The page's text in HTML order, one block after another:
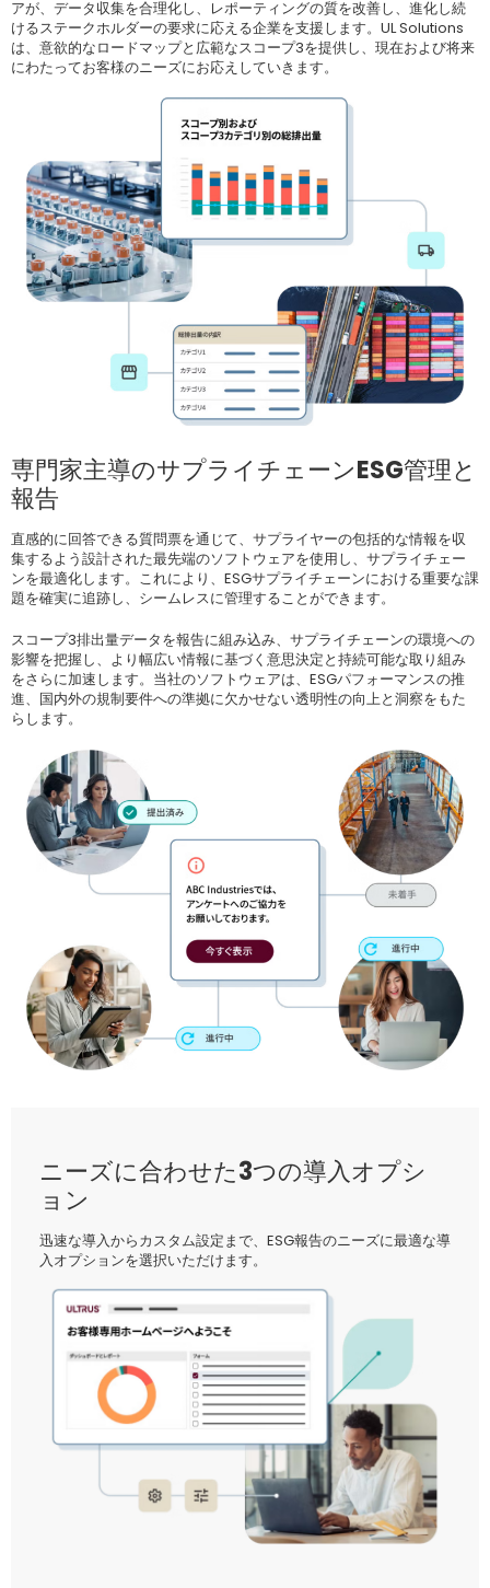
アが、データ収集を合理化し、レポーティングの質を改善し、進化し続
けるステークホルダーの要求に応える企業を支援します。UL Solutions
は、意欲的なロードマップと広範なスコープ3を提供し、現在および将来
にわたってお客様のニーズにお応えしていきます。
専門家主導のサプライチェーンESG管理と
報告
直感的に回答できる質問票を通じて、サプライヤーの包括的な情報を収
集するよう設計された最先端のソフトウェアを使用し、サプライチェー
ンを最適化します。これにより、ESGサプライチェーンにおける重要な課
題を確実に追跡し、シームレスに管理することができます。
スコープ3排出量データを報告に組み込み、サプライチェーンの環境への
影響を把握し、より幅広い情報に基づく意思決定と持続可能な取り組み
をさらに加速します。当社のソフトウェアは、ESGパフォーマンスの推
進、国内外の規制要件への準拠に欠かせない透明性の向上と洞察をもた
らします。
ニーズに合わせた3つの導入オプシ
ョン
迅速な導入からカスタム設定まで、ESG報告のニーズに最適な導
入オプションを選択いただけます。